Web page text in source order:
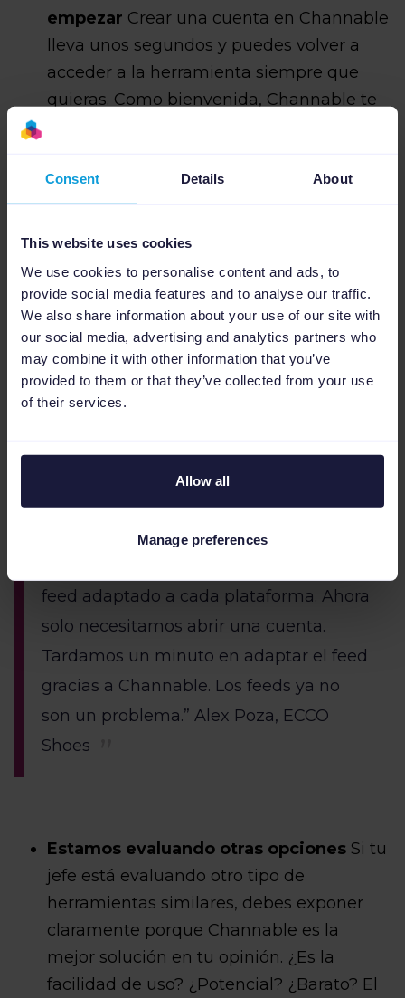
Consent Details About
This website uses cookies
We use cookies to personalise content and ads, to
provide social media features and to analyse our traffic.
We also share information about your use of our site with
our social media, advertising and analytics partners who
may combine it with other information that you’ve
provided to them or that they’ve collected from your use
of their services.
Allow all
Manage preferences
empezar Crear una cuenta en Channable
lleva unos segundos y puedes volver a
acceder a la herramienta siempre que
quieras. Como bienvenida, Channable te
utilizarla lo antes posible. Si la falta de
tiempo que tu jefe percibe es debido a
otras tareas que llevan mucho tiempo,
Channable puede ser la solución para esa
falta de tiempo. Si tu equipo está
perdiendo el tiempo utilizando Excels u
otros softwares manuales, Channable
puede seros de gran ayuda.
“Anteriormente [utilizando diferentes
marketplaces y comparadores de
precios para cada mercado] llevaba
feed adaptado a cada plataforma. Ahora
solo necesitamos abrir una cuenta.
Tardamos un minuto en adaptar el feed
gracias a Channable. Los feeds ya no
son un problema.” Alex Poza, ECCO
Shoes
Estamos evaluando otras opciones Si tu
jefe está evaluando otro tipo de
herramientas similares, debes exponer
claramente porque Channable es la
mejor solución en tu opinión. ¿Es la
facilidad de uso? ¿Potencial? ¿Barato? El